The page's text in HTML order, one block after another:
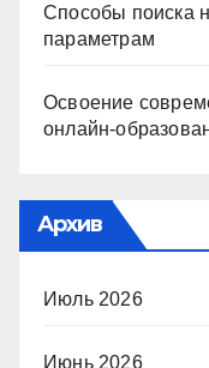
Способы поиска
параметрам
Освоение
онлайн-
Архив
Июль 2026
Июнь 2026